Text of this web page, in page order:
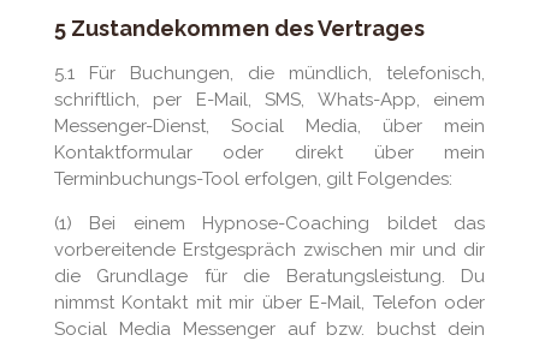
5 Zustandekommen des Vertrages
5.1 Für Buchungen, die mündlich, telefonisch,
schriftlich, per E-Mail, SMS, Whats-App, einem
Messenger-Dienst, Social Media, über mein
Kontaktformular oder direkt über mein
Terminbuchungs-Tool erfolgen, gilt Folgendes:
(1) Bei einem Hypnose-Coaching bildet das
vorbereitende Erstgespräch zwischen mir und dir
die Grundlage für die Beratungsleistung. Du
nimmst Kontakt mit mir über E-Mail, Telefon oder
Social Media Messenger auf bzw. buchst dein